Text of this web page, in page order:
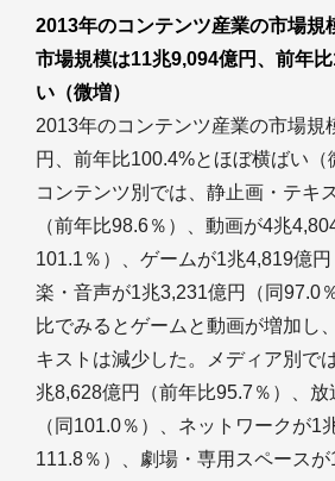
2013年のコンテンツ産業の市場規
市場規模は11兆9,094億円、前年
い（微増）
2013年のコンテンツ産業の市場規
円、前年比100.4%とほぼ横ばい（
コンテンツ別では、静止画・テキ
（前年比98.6％）、動画が4兆
101.1％）、ゲームが1兆4,819億
楽・音声が1兆3,231億円（同97.0
比でみるとゲームと動画が増加し
キストは減少した。メディア別で
兆8,628億円（前年比95.7％）、放
（同101.0％）、ネットワークが1
111.8％）、劇場・専用スペース